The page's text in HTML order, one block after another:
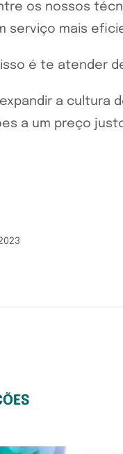
os nossos
serviço mais
é te atender
a cultura
a um preço